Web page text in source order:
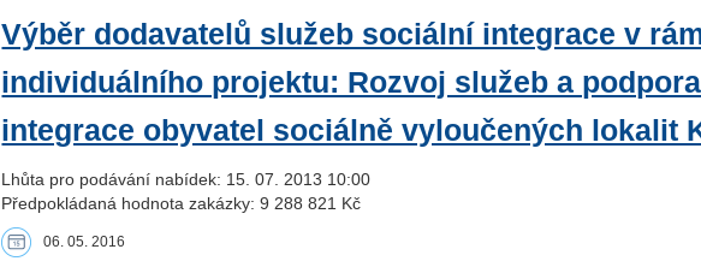
Výběr dodavatelů služeb sociální integrace v
individuálního projektu: Rozvoj služeb a
integrace obyvatel sociálně vyloučených lokalit
Lhůta pro podávání nabídek: 15. 07. 2013 10:00
Předpokládaná hodnota zakázky: 9 288 821 Kč
06. 05. 2016